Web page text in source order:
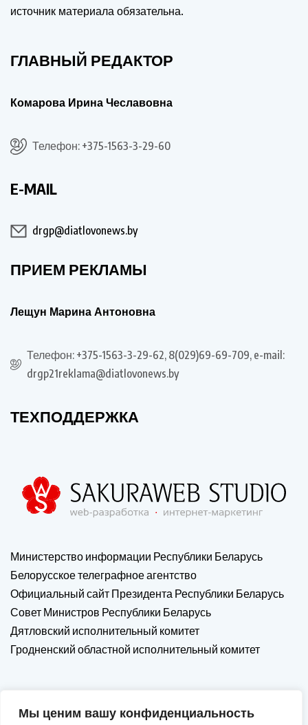
Мы ценим вашу конфиденциальность
источник материала обязательна.
ГЛАВНЫЙ РЕДАКТОР
Комарова Ирина Чеславовна
Телефон: +375-1563-3-29-60
E-MAIL
drgp@diatlovonews.by
ПРИЕМ РЕКЛАМЫ
Лещун Марина Антоновна
Телефон: +375-1563-3-29-62, 8(029)69-69-709, e-mail:
drgp21reklama@diatlovonews.by
ТЕХПОДДЕРЖКА
Министерство информации Республики Беларусь
Белорусское телеграфное агентство
Официальный сайт Президента Республики Беларусь
Совет Министров Республики Беларусь
Дятловский исполнительный комитет
Гродненский областной исполнительный комитет